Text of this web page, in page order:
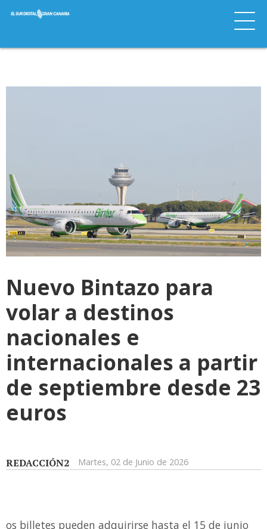
Nuevo Bintazo para
volar a destinos
nacionales e
internacionales a partir
de septiembre desde 23
euros
REDACCIÓN2 Martes, 02 de Junio de 2026
os billetes pueden adquirirse hasta el 15 de junio